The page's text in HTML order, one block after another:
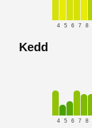
4 5 6 7 8
Kedd
4 5 6 7 8